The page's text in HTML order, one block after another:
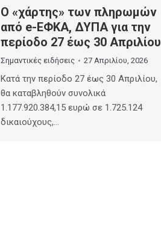
Ο «χάρτης» των πληρωμών
από e-ΕΦΚΑ, ΔΥΠΑ για την
περίοδο 27 έως 30 Απριλίου
Σημαντικές ειδήσεις 27 Απριλίου, 2026
Κατά την περίοδο 27 έως 30 Απριλίου,
θα καταβληθούν συνολικά
1.177.920.384,15 ευρώ σε 1.725.124
δικαιούχους,…